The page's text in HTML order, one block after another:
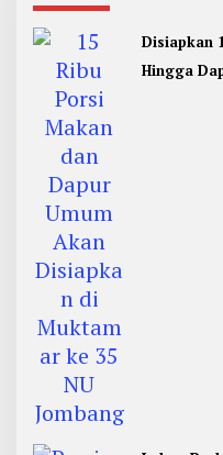
Disiapkan
Hingga